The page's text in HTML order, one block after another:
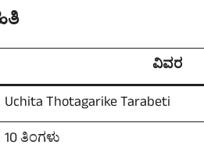
ವಿವರ
Uchita Thotagarike Tarabeti
10 ತಿಂಗಳು